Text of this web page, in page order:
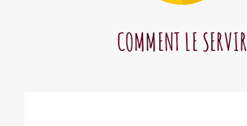
COMMENT LE SERVIR